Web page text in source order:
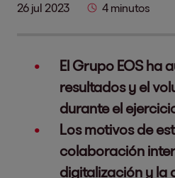
26 jul 2023 4 minutos
El Grupo EOS ha
resultados y el
durante el
Los motivos de
colaboración
digitalización y la